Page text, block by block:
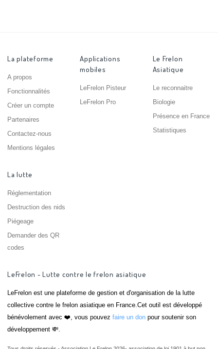
La plateforme
A propos
Fonctionnalités
Créer un compte
Partenaires
Contactez-nous
Mentions légales
Applications
mobiles
LeFrelon Pisteur
LeFrelon Pro
Le Frelon
Asiatique
Le reconnaitre
Biologie
Présence en France
Statistiques
La lutte
Réglementation
Destruction des nids
Piégeage
Demander des QR
codes
LeFrelon - Lutte contre le frelon asiatique
LeFrelon est une plateforme de gestion et d'organisation de la lutte
collective contre le frelon asiatique en France.Cet outil est développé
bénévolement avec ❤️, vous pouvez faire un don pour soutenir son
développement 💸.